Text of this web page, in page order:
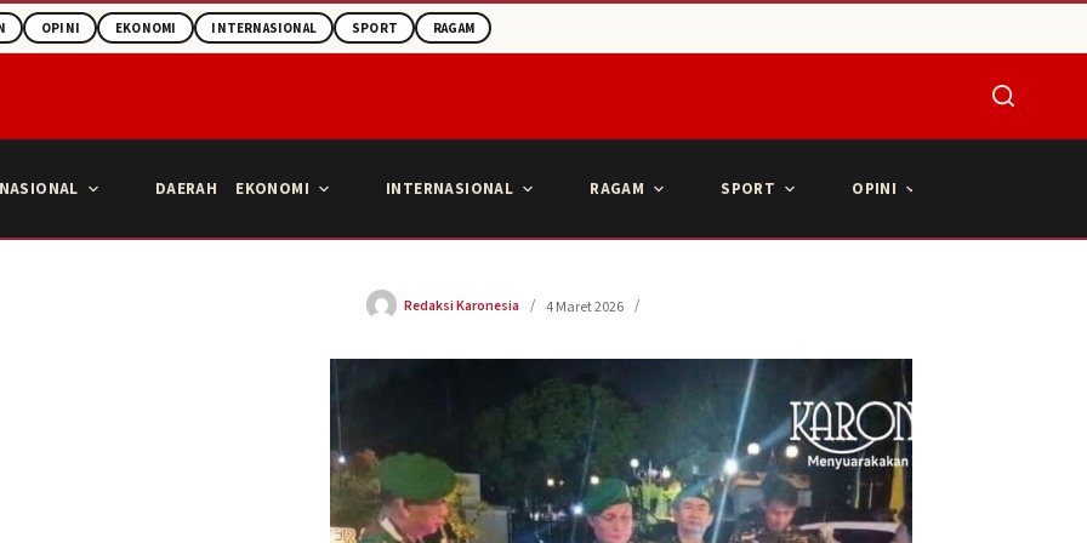
OPINI EKONOMI INTERNASIONAL SPORT RAGAM
NASIONAL DAERAH EKONOMI INTERNASIONAL RAGAM SPORT OPINI
Redaksi Karonesia 4 Maret 2026